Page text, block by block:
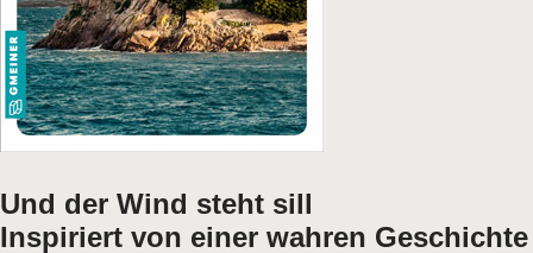
Und der Wind steht sill
Inspiriert von einer wahren Geschichte